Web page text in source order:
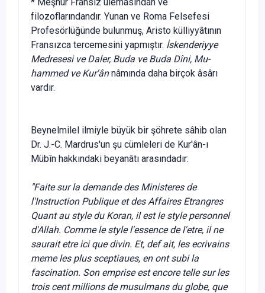
filozoflarındandır. Yunan ve Roma Felsefesi
Profesörlüğünde bulunmuş, Aristo külliyyâtının
Fransızca tercemesini yapmıştır. İskenderiyye
Medresesi ve Daler, Buda ve Buda Dîni, Mu­
hammed ve Kur'ânnâmında daha birçok âsârı
vardır.
Beynelmilel ilmiyle büyük bir şöhrete sâhib olan
Dr. J.-C. Mardrus'un şu cümleleri de Kur'ân-ı
Mübîn hakkındaki beya­nâtı arasındadır:
"Faite sur la demande des Ministeres de
l'Instruction Publique et des Affaires Etrangres
Quant au style du Koran, il est le style personnel
d'Allah. Comme le style l'essence de l'etre, il ne
saurait etre ici que divin. Et, def ait, les ecrivains
meme les plus sceptiaues, en ont subi la
fascination. Son emprise est encore telle sur les
trois cent millions de musulmans du globe, que